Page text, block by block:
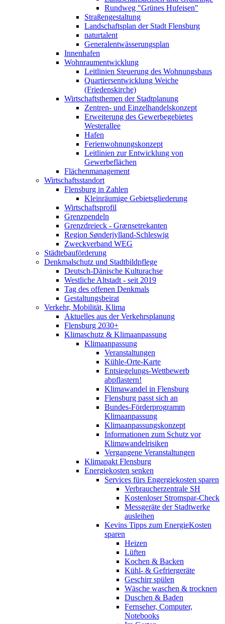
Rundweg "Grünes Hufeisen"
Straßengestaltung
Landschaftsplan der Stadt Flensburg
naturtalent
Generalentwässerungsplan
Innenhafen
Wohnraumentwicklung
Leitlinien Steuerung des Wohnungsbaus
Quartiersentwicklung Weiche
(Friedenskirche)
Wirtschaftsthemen der Stadtplanung
Zentren- und Einzelhandelskonzept
Erweiterung des Gewerbegebietes
Westerallee
Hafen
Ferienwohnungskonzept
Leitlinien zur Entwicklung von
Gewerbeflächen
Flächenmanagement
Wirtschaftsstandort
Flensburg in Zahlen
Kleinräumige Gebietsgliederung
Wirtschaftsprofil
Grenzpendeln
Grenzdreieck - Grænsetrekanten
Region Sønderjylland-Schleswig
Zweckverband WEG
Städtebauförderung
Denkmalschutz und Stadtbildpflege
Deutsch-Dänische Kulturachse
Westliche Altstadt - seit 2019
Tag des offenen Denkmals
Gestaltungsbeirat
Verkehr, Mobilität, Klima
Aktuelles aus der Verkehrsplanung
Flensburg 2030+
Klimaschutz & Klimaanpassung
Klimaanpassung
Veranstaltungen
Kühle-Orte-Karte
Entsiegelungs-Wettbewerb
abpflastern!
Klimawandel in Flensburg
Flensburg passt sich an
Bundes-Förderprogramm
Klimaanpassung
Klimaanpassungskonzept
Informationen zum Schutz vor
Klimawandelrisiken
Vergangene Veranstaltungen
Klimapakt Flensburg
Energiekosten senken
Services fürs Engergiekosten sparen
Verbraucherzentrale SH
Kostenloser Stromspar-Check
Messgeräte der Stadtwerke
ausleihen
Kevins Tipps zum EnergieKosten
sparen
Heizen
Lüften
Kochen & Backen
Kühl- & Gefriergeräte
Geschirr spülen
Wäsche waschen & trocknen
Duschen & Baden
Fernseher, Computer,
Notebooks